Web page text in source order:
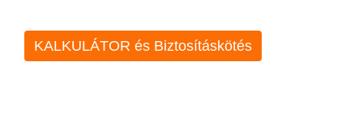
KALKULÁTOR és Biztosításkötés